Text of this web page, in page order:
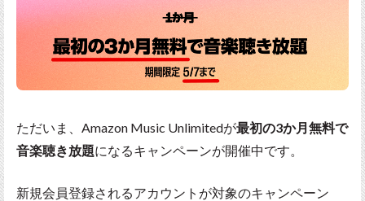
ただいま、Amazon Music Unlimitedが最初の3か月無料で
音楽聴き放題になるキャンペーンが開催中です。
新規会員登録されるアカウントが対象のキャンペーン